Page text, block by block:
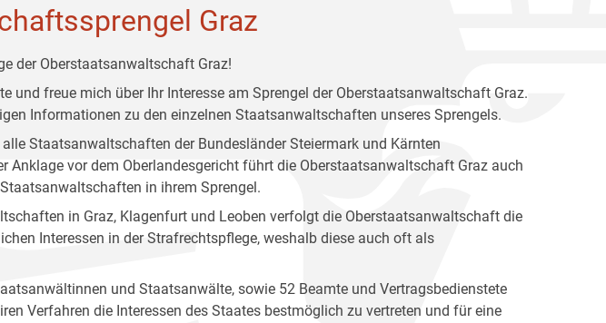
Graz
der Oberstaatsanwaltschaft Graz!
und freue mich über Ihr Interesse am Sprengel der Oberstaatsanwaltschaft Graz.
Informationen zu den einzelnen Staatsanwaltschaften unseres Sprengels.
Staatsanwaltschaften der Bundesländer Steiermark und Kärnten
Anklage vor dem Oberlandesgericht führt die Oberstaatsanwaltschaft Graz auch
in ihrem Sprengel.
in Graz, Klagenfurt und Leoben verfolgt die Oberstaatsanwaltschaft die
Interessen in der Strafrechtspflege, weshalb diese auch oft als
und Staatsanwälte, sowie 52 Beamte und Vertragsbedienstete
Verfahren die Interessen des Staates bestmöglich zu vertreten und für eine